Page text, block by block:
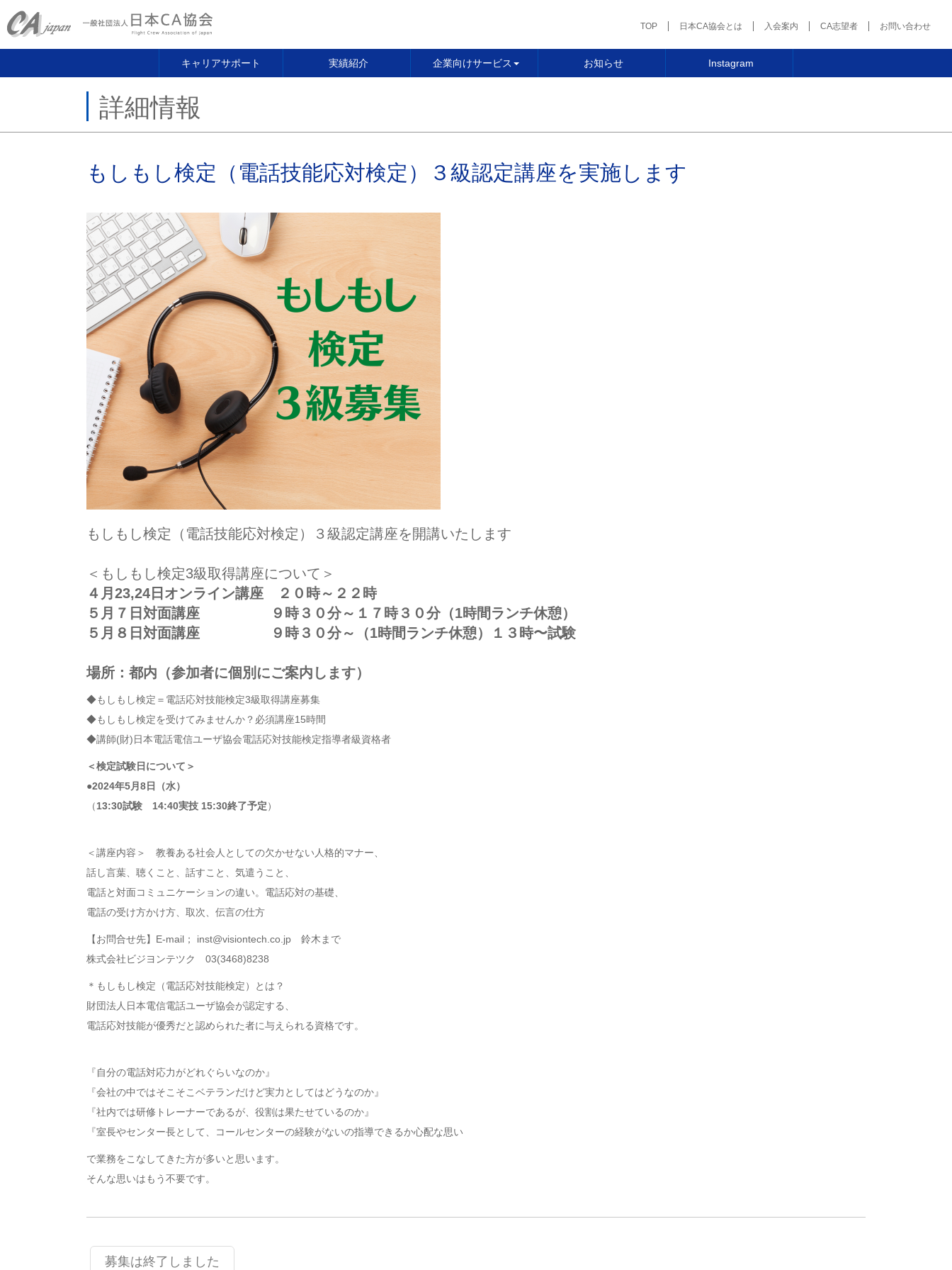
TOP 日本CA協会とは 入会案内 CA志望者 お問い合わせ
キャリアサポート 実績紹介 企業向けサービス お知らせ Instagram
詳細情報
もしもし検定（電話技能応対検定）３級認定講座を実施します
もしもし検定（電話技能応対検定）３級認定講座を開講いたします
＜もしもし検定3級取得講座について＞
４月23,24日オンライン講座 ２０時～２２時
５月７日対面講座 ９時３０分～１７時３０分（1時間ランチ休憩）
５月８日対面講座 ９時３０分～（1時間ランチ休憩）１３時〜試験
場所：都内（参加者に個別にご案内します）
◆もしもし検定＝電話応対技能検定3級取得講座募集
◆もしもし検定を受けてみませんか？必須講座15時間
◆講師(財)日本電話電信ユーザ協会電話応対技能検定指導者級資格者
＜検定試験日について＞
●2024年5月8日（水）
（13:30試験 14:40実技 15:30終了予定）
＜講座内容＞ 教養ある社会人としての欠かせない人格的マナー、
話し言葉、聴くこと、話すこと、気遣うこと、
電話と対面コミュニケーションの違い。電話応対の基礎、
電話の受け方かけ方、取次、伝言の仕方
【お問合せ先】E-mail； inst@visiontech.co.jp 鈴木まで
株式会社ビジヨンテツク 03(3468)8238
＊もしもし検定（電話応対技能検定）とは？
財団法人日本電信電話ユーザ協会が認定する、
電話応対技能が優秀だと認められた者に与えられる資格です。
『自分の電話対応力がどれぐらいなのか』
『会社の中ではそこそこベテランだけど実力としてはどうなのか』
『社内では研修トレーナーであるが、役割は果たせているのか』
『室長やセンター長として、コールセンターの経験がないの指導できるか心配な思い
で業務をこなしてきた方が多いと思います。
そんな思いはもう不要です。
募集は終了しました